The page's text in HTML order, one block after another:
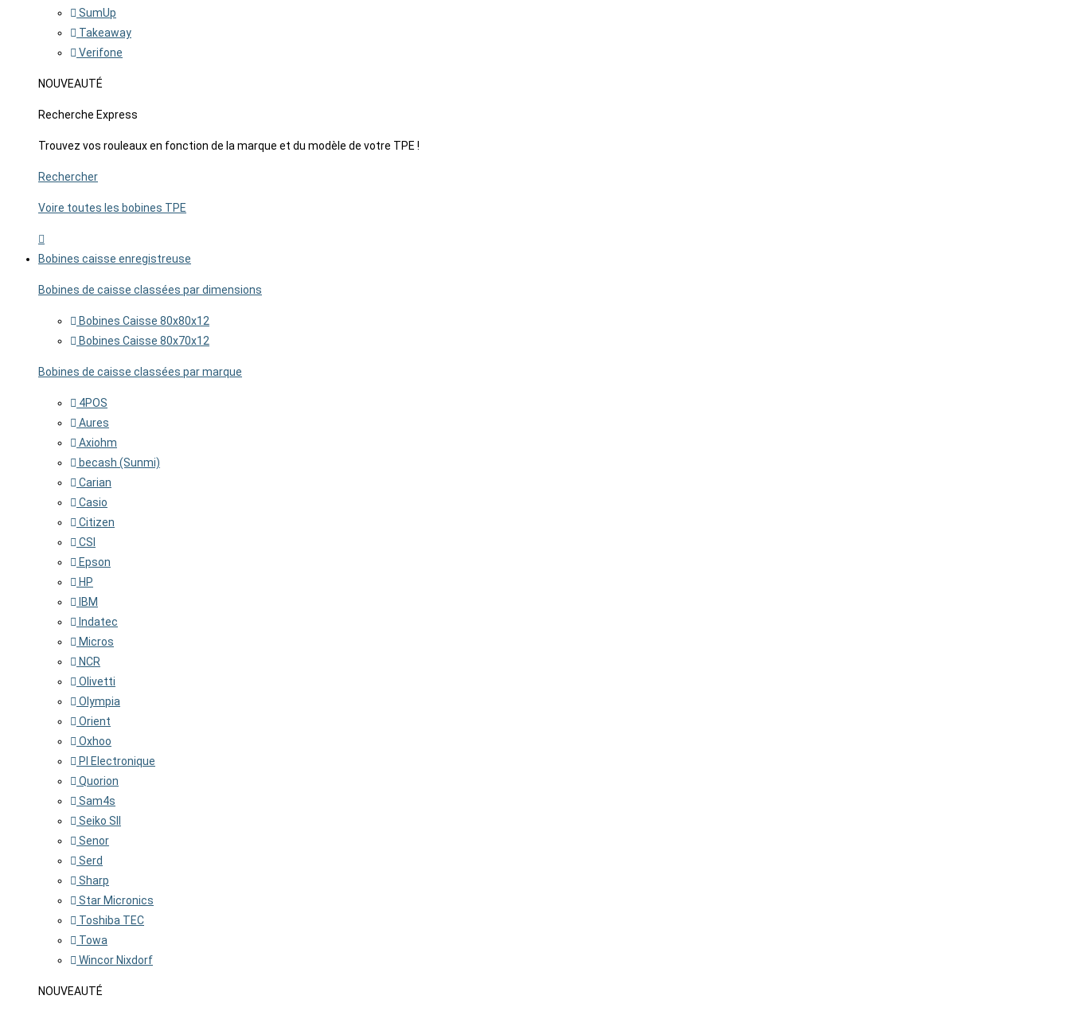
SumUp
Takeaway
Verifone
NOUVEAUTÉ
Recherche Express
Trouvez vos rouleaux en fonction de la marque et du modèle de votre TPE !
Rechercher
Voire toutes les bobines TPE
Bobines caisse enregistreuse
Bobines de caisse classées par dimensions
Bobines Caisse 80x80x12
Bobines Caisse 80x70x12
Bobines de caisse classées par marque
4POS
Aures
Axiohm
becash (Sunmi)
Carian
Casio
Citizen
CSI
Epson
HP
IBM
Indatec
Micros
NCR
Olivetti
Olympia
Orient
Oxhoo
PI Electronique
Quorion
Sam4s
Seiko SII
Senor
Serd
Sharp
Star Micronics
Toshiba TEC
Towa
Wincor Nixdorf
NOUVEAUTÉ